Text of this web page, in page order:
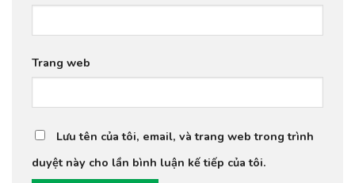
Trang web
Lưu tên của tôi, email, và trang web trong trình
duyệt này cho lần bình luận kế tiếp của tôi.